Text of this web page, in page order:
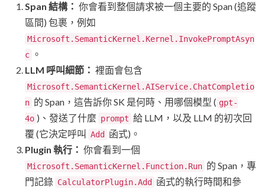
Span 結構： 你會看到整個請求被一個主要的 Span (追蹤
區間) 包裹，例如
Microsoft.SemanticKernel.Kernel.InvokePromptAsyn
c 。
LLM 呼叫細節： 裡面會包含
Microsoft.SemanticKernel.AIService.ChatCompletio
n 的 Span，這告訴你 SK 是何時、用哪個模型 ( gpt-
4o )、發送了什麼 prompt 給 LLM，以及 LLM 的初次回
覆 (它決定呼叫
Add
函式)。
Plugin 執行： 你會看到一個
Microsoft.SemanticKernel.Function.Run 的 Span，專
門記錄 CalculatorPlugin.Add
函式的執行時間和參